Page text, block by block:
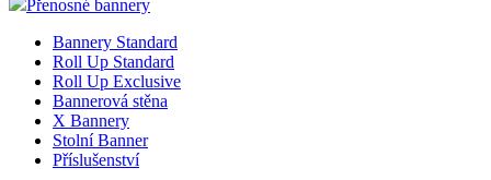
Přenosné bannery
Bannery Standard
Roll Up Standard
Roll Up Exclusive
Bannerová stěna
X Bannery
Stolní Banner
Příslušenství